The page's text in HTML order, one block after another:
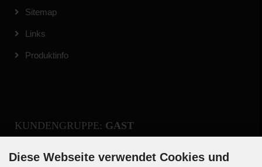
Sitemap
Links
Produktinfo
KUNDENGRUPPE: GAST
Diese Webseite verwendet Cookies und